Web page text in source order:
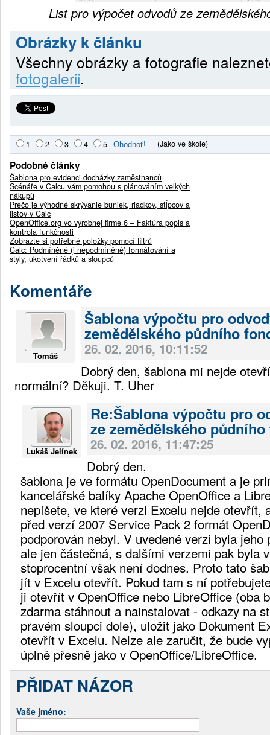
List pro výpočet odvodů ze
Obrázky k článku
Všechny obrázky a fotografie
fotogalerii.
1 2 3 4 5 (Jako ve škole)
Podobné články
Šablona pro evidenci docházky zaměstnanců
Scénáře v Calcu vám pomohou s plánováním velkých
nákupů
Prečo je výhodné skrývanie buniek, riadkov, stĺpcov a
listov v Calc
OpenOffice.org vo výrobnej firme 6 – Faktúra popis a
kontrola funkčnosti
Zobrazte si potřebné položky pomocí filtrů
Calc: Podmíněné (i nepodmíněné) formátování a
styly, ukotvení řádků a sloupců
Komentáře
Tomáš
Šablona výpočtu pro
zemědělského půdního
26. 02. 2016, 10:11:52
Dobrý den, šablona mi nejde
normální? Děkuji. T. Uher
Lukáš Jelínek
Re:Šablona výpočtu pro
ze zemědělského
26. 02. 2016, 11:47:25
Dobrý den,
šablona je ve formátu OpenDocument a je
kancelářské balíky Apache OpenOffice a
nepíšete, ve které verzi Excelu nejde otevřít,
před verzí 2007 Service Pack 2 formát
podporován nebyl. V uvedené verzi byla jeho
ale jen částečná, s dalšími verzemi pak byla
stoprocentní však není dodnes. Proto tato
jít v Excelu otevřít. Pokud tam s ní
ji otevřít v OpenOffice nebo LibreOffice (oba
zdarma stáhnout a nainstalovat - odkazy na
pravém sloupci dole), uložit jako Dokument
otevřít v Excelu. Nelze ale zaručit, že bude
úplně přesně jako v OpenOffice/LibreOffice.
PŘIDAT NÁZOR
Vaše jméno: